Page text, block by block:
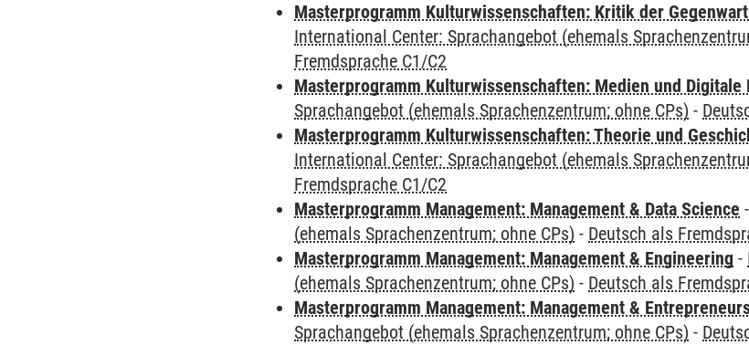
Masterprogramm Kulturwissenschaften: Kritik der
International Center: Sprachangebot (ehemals
Fremdsprache C1/C2
Masterprogramm Kulturwissenschaften: Medien und Digitale
Sprachangebot (ehemals Sprachenzentrum; ohne CPs) -
Masterprogramm Kulturwissenschaften: Theorie und
International Center: Sprachangebot (ehemals
Fremdsprache C1/C2
Masterprogramm Management: Management & Data Science -
(ehemals Sprachenzentrum; ohne CPs) - Deutsch als
Masterprogramm Management: Management & Engineering -
(ehemals Sprachenzentrum; ohne CPs) - Deutsch als
Masterprogramm Management: Management &
Sprachangebot (ehemals Sprachenzentrum; ohne CPs) -